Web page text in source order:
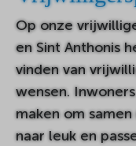
Op onze
en Sint Anthonis
vinden van
wensen.
maken om
naar leuk en